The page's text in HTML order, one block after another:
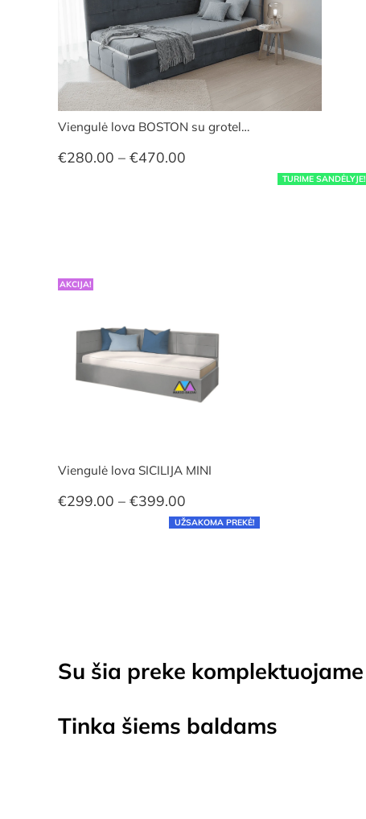
TURIME SANDĖLYJE!
Viengulė lova BOSTON su grotel…
€280.00 – €470.00
AKCIJA!
UŽSAKOMA PREKĖ!
Viengulė lova SICILIJA MINI
€299.00 – €399.00
range:
Su šia preke komplektuojame
Tinka šiems baldams